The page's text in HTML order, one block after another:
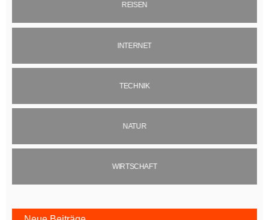
REISEN
INTERNET
TECHNIK
NATUR
WIRTSCHAFT